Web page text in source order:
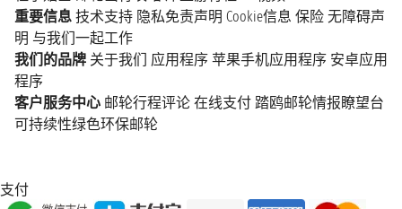
重要信息 技术支持 隐私免责声明 Cookie信息 保险 无障碍声
明 与我们一起工作
我们的品牌 关于我们 应用程序 苹果手机应用程序 安卓应用
程序
客户服务中心 邮轮行程评论 在线支付 踏鸥邮轮情报瞭望台
可持续性绿色环保邮轮
支付